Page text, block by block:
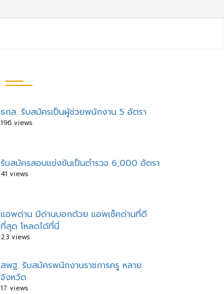
ธกส. รับสมัครเป็นผู้ช่วยพนักงาน 5 อัตรา
196 views
รับสมัครสอบแข่งขันเป็นตำรวจ 6,000 อัตรา
41 views
แอพด่าน มีด่านบอกด้วย แอพเช็คด่านที่ดี
ที่สุด โหลดได้ที่นี่
23 views
สพฐ. รับสมัครพนักงานราชการครู หลาย
จังหวัด
17 views